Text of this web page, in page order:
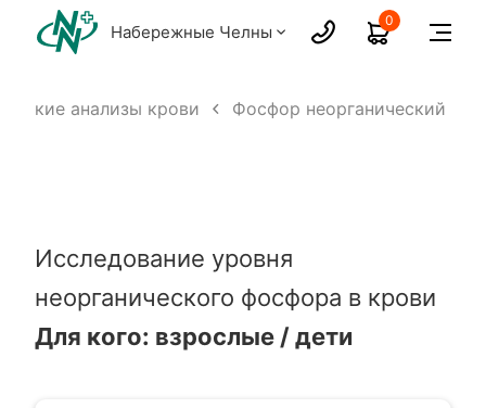
Набережные Челны
0
анализы крови Фосфор неорганический
Исследование уровня
неорганического фосфора в крови
Для кого: взрослые / дети